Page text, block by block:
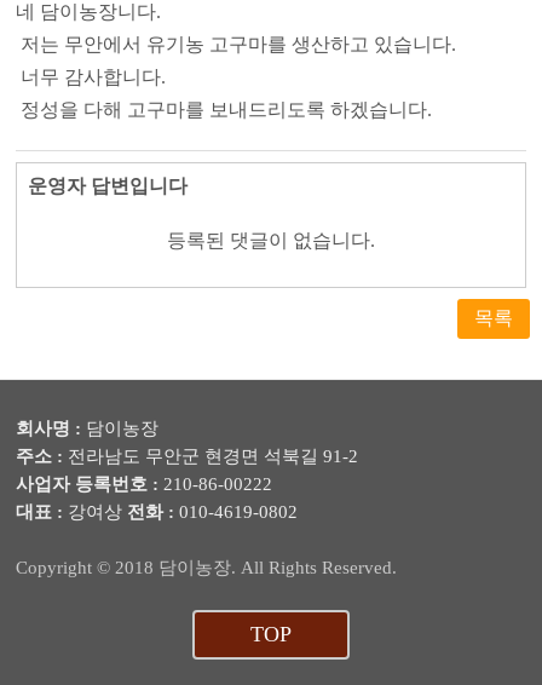
네 담이농장니다.
저는 무안에서 유기농 고구마를 생산하고 있습니다.
너무 감사합니다.
정성을 다해 고구마를 보내드리도록 하겠습니다.
운영자 답변입니다
등록된 댓글이 없습니다.
목록
회사명 : 담이농장
주소 : 전라남도 무안군 현경면 석북길 91-2
사업자 등록번호 : 210-86-00222
대표 : 강여상 전화 : 010-4619-0802
Copyright © 2018 담이농장. All Rights Reserved.
TOP